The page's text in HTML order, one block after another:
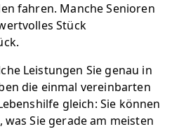
fahren. Manche Senioren
Stück
Leistungen Sie genau in
die einmal vereinbarten
gleich: Sie können
Sie gerade am meisten